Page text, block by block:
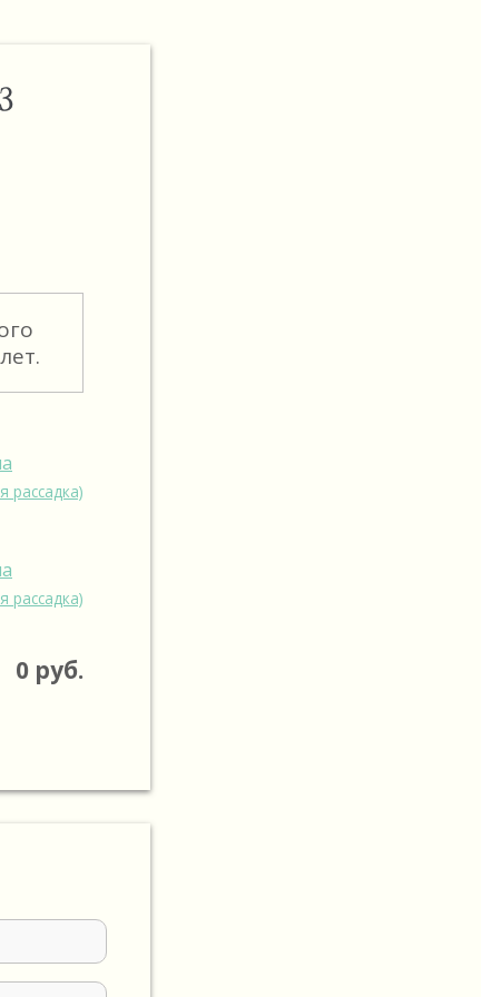
рассадка)
рассадка)
0 руб.